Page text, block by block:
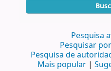
Pesquisa
Pesquisar
Pesquisa de
Mais popular